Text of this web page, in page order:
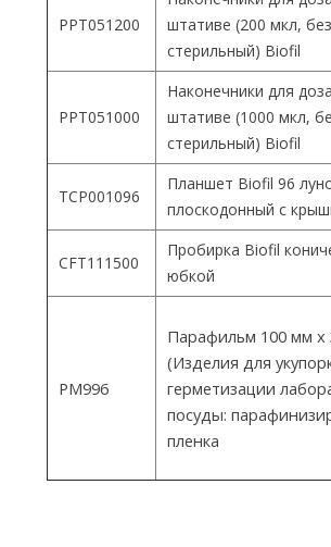
PPT051200
штативе (200 мкл,
стерильный) Biofil
PPT051000
Наконечники для
штативе (1000 мкл,
стерильный) Biofil
TCP001096
Планшет Biofil 96
плоскодонный с
CFT111500
Пробирка Biofil
юбкой
PM996
Парафильм 100 мм х
(Изделия для
герметизации
посуды:
пленка